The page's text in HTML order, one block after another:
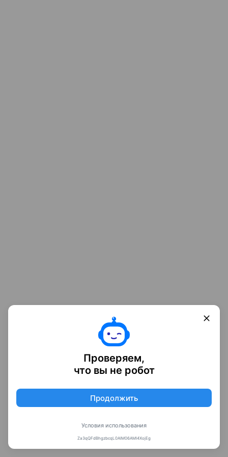
Проверяем,
что вы не робот
Продолжить
Условия использования
Za3qQFdBhgzbcqL0AIM06AMI4XojEg